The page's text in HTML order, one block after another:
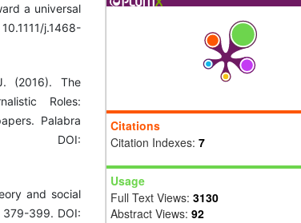
a universal
j.1468-
(2016). The
Roles:
Palabra
DOI:
and social
379-399. DOI:
Citations
Citation Indexes: 7
Usage
Full Text Views: 3130
Abstract Views: 92